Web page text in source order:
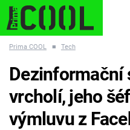
ESCAPE PLNEJ KOTEL
Prima COOL ■ Tech
Dezinformační
vrcholí, jeho
výmluvu z